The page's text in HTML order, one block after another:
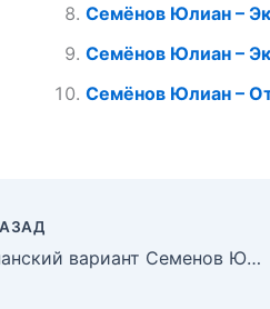
Семёнов Юлиан –
Семёнов Юлиан –
Семёнов Юлиан –
Испанский вариант Семенов Юлиан